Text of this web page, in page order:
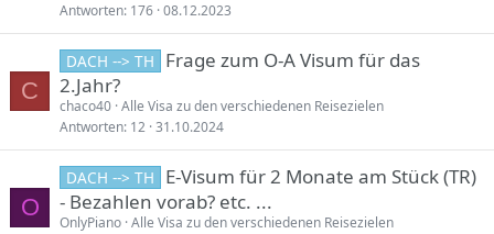
Antworten 176 08.12.2023
C
DACH --> TH
Frage zum O-A Visum für das
2.Jahr?
chaco40 Alle Visa zu den verschiedenen Reisezielen
Antworten 12 31.10.2024
O
DACH --> TH
E-Visum für 2 Monate am Stück (TR)
- Bezahlen vorab? etc. ...
OnlyPiano Alle Visa zu den verschiedenen Reisezielen